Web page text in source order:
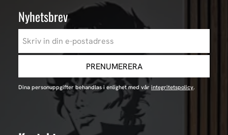
Nyhetsbrev
PRENUMERERA
Dina personuppgifter behandlas i enlighet med vår integritetspolicy.